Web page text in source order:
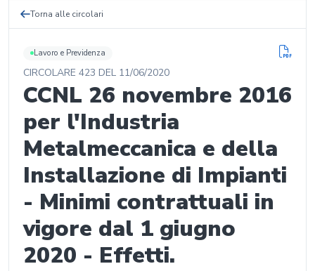
Torna alle circolari
Lavoro e Previdenza
CIRCOLARE 423 DEL 11/06/2020
CCNL 26 novembre 2016
per l'Industria
Metalmeccanica e della
Installazione di Impianti
- Minimi contrattuali in
vigore dal 1 giugno
2020 - Effetti.